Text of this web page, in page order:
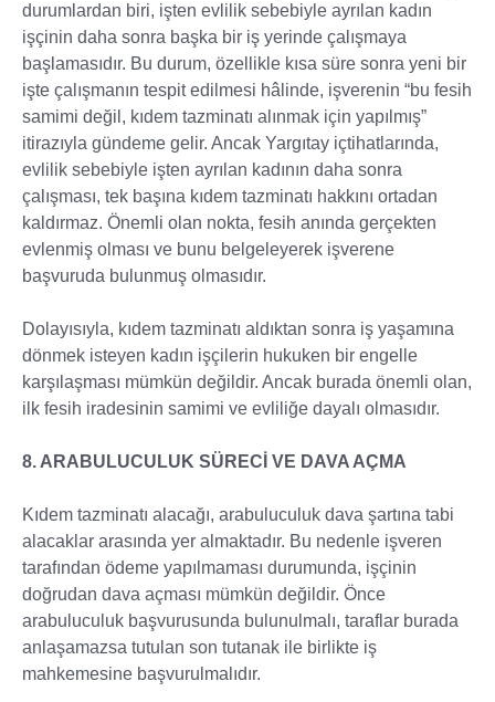
durumlardan biri, işten evlilik sebebiyle ayrılan kadın
işçinin daha sonra başka bir iş yerinde çalışmaya
başlamasıdır. Bu durum, özellikle kısa süre sonra yeni bir
işte çalışmanın tespit edilmesi hâlinde, işverenin “bu fesih
samimi değil, kıdem tazminatı alınmak için yapılmış”
itirazıyla gündeme gelir. Ancak Yargıtay içtihatlarında,
evlilik sebebiyle işten ayrılan kadının daha sonra
çalışması, tek başına kıdem tazminatı hakkını ortadan
kaldırmaz. Önemli olan nokta, fesih anında gerçekten
evlenmiş olması ve bunu belgeleyerek işverene
başvuruda bulunmuş olmasıdır.
Dolayısıyla, kıdem tazminatı aldıktan sonra iş yaşamına
dönmek isteyen kadın işçilerin hukuken bir engelle
karşılaşması mümkün değildir. Ancak burada önemli olan,
ilk fesih iradesinin samimi ve evliliğe dayalı olmasıdır.
8. ARABULUCULUK SÜRECİ VE DAVA AÇMA
Kıdem tazminatı alacağı, arabuluculuk dava şartına tabi
alacaklar arasında yer almaktadır. Bu nedenle işveren
tarafından ödeme yapılmaması durumunda, işçinin
doğrudan dava açması mümkün değildir. Önce
arabuluculuk başvurusunda bulunulmalı, taraflar burada
anlaşamazsa tutulan son tutanak ile birlikte iş
mahkemesine başvurulmalıdır.